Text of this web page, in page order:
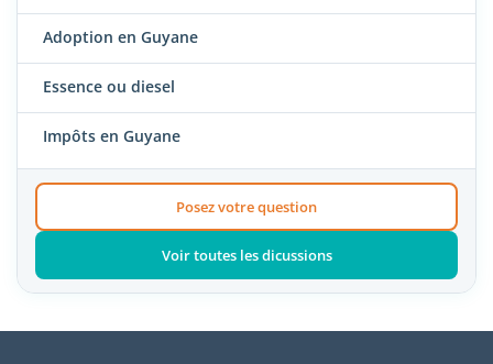
Adoption en Guyane
Essence ou diesel
Impôts en Guyane
Posez votre question
Voir toutes les dicussions